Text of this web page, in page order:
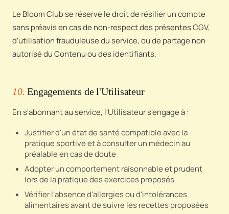
Le Bloom Club se réserve le droit de résilier un compte
sans préavis en cas de non-respect des présentes CGV,
d'utilisation frauduleuse du service, ou de partage non
autorisé du Contenu ou des identifiants.
10. Engagements de l'Utilisateur
En s'abonnant au service, l'Utilisateur s'engage à :
Justifier d'un état de santé compatible avec la
pratique sportive et à consulter un médecin au
préalable en cas de doute
Adopter un comportement raisonnable et prudent
lors de la pratique des exercices proposés
Vérifier l'absence d'allergies ou d'intolérances
alimentaires avant de suivre les recettes proposées